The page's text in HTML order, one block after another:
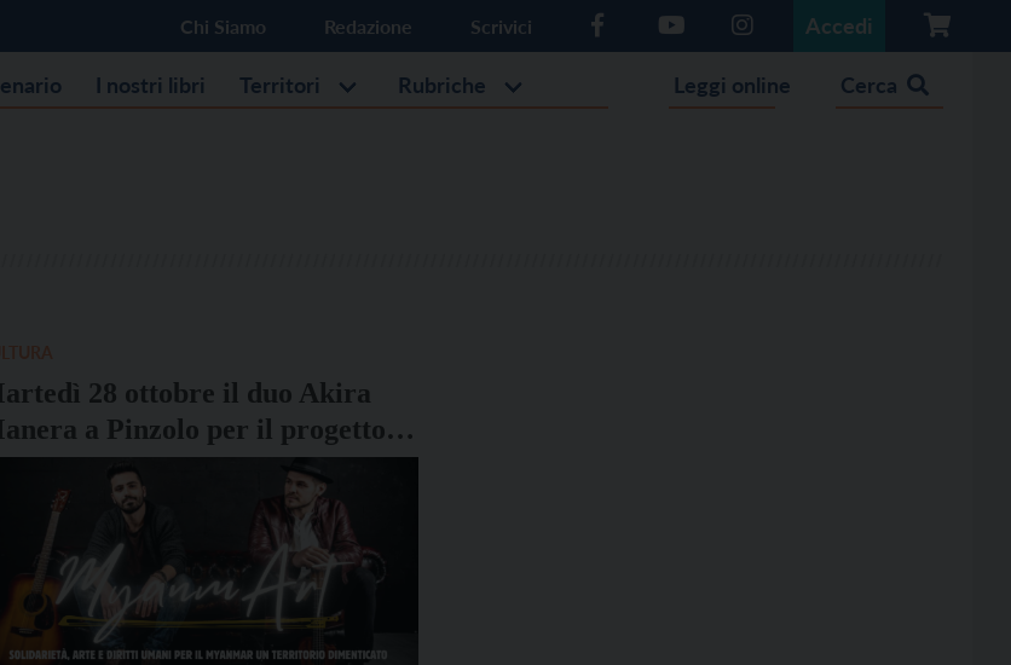
Chi Siamo Redazione Scrivici Accedi
I nostri libri Territori Rubriche Leggi online Cerca
28 ottobre il duo Akira
a Pinzolo per il progetto